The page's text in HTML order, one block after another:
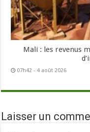
Mali : les revenus
07h42 - 4 août 2026
Laisser un